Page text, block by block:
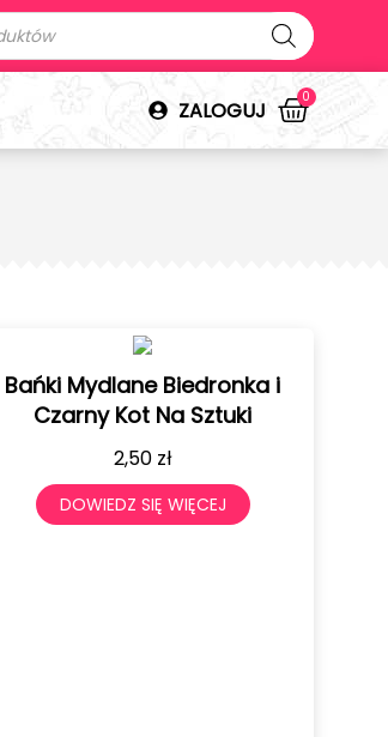
ZALOGUJ
0
Bańki Mydlane Biedronka i
Czarny Kot Na Sztuki
2,50 zł
DOWIEDZ SIĘ WIĘCEJ